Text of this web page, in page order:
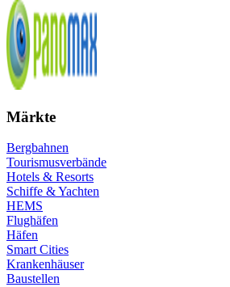
Märkte
Bergbahnen
Tourismusverbände
Hotels & Resorts
Schiffe & Yachten
HEMS
Flughäfen
Häfen
Smart Cities
Krankenhäuser
Baustellen